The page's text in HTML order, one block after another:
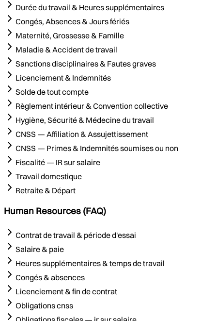
Durée du travail & Heures supplémentaires
Congés, Absences & Jours fériés
Maternité, Grossesse & Famille
Maladie & Accident de travail
Sanctions disciplinaires & Fautes graves
Licenciement & Indemnités
Solde de tout compte
Règlement intérieur & Convention collective
Hygiène, Sécurité & Médecine du travail
CNSS — Affiliation & Assujettissement
CNSS — Primes & Indemnités soumises ou non
Fiscalité — IR sur salaire
Travail domestique
Retraite & Départ
Human Resources (FAQ)
Contrat de travail & période d'essai
Salaire & paie
Heures supplémentaires & temps de travail
Congés & absences
Licenciement & fin de contrat
Obligations cnss